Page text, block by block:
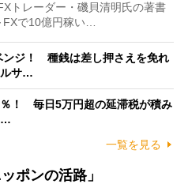
トレーダー・磯貝清明氏の著書
FXで10億円稼い…
ンジ！ 種銭は差し押さえを免れ
ルサ…
％！ 毎日5万円超の延滞税が積み
…
一覧を見る
ポンの活路」